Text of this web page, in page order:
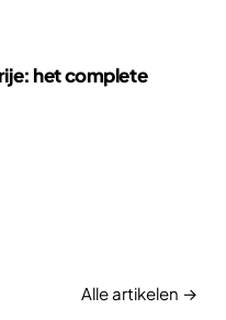
het complete
Alle artikelen →